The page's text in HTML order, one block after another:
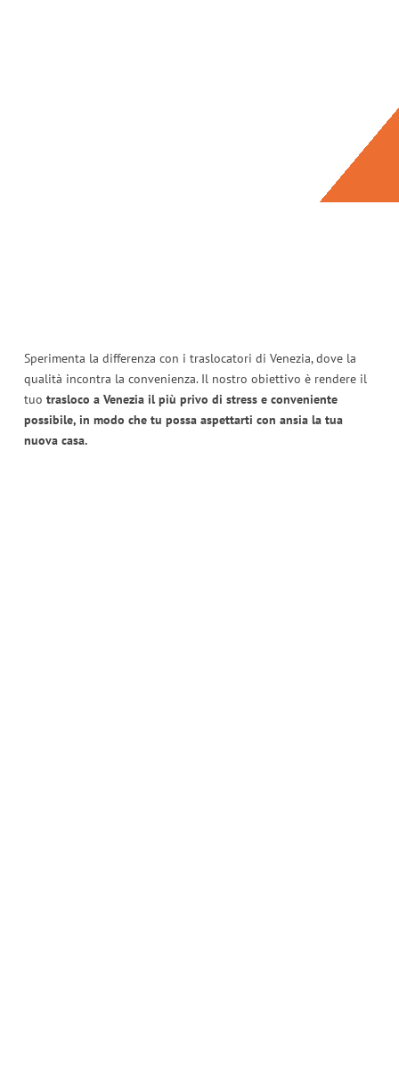
Sperimenta la differenza con i traslocatori di Venezia, dove la
qualità incontra la convenienza. Il nostro obiettivo è rendere il
tuo trasloco a Venezia il più privo di stress e conveniente
possibile, in modo che tu possa aspettarti con ansia la tua
nuova casa.